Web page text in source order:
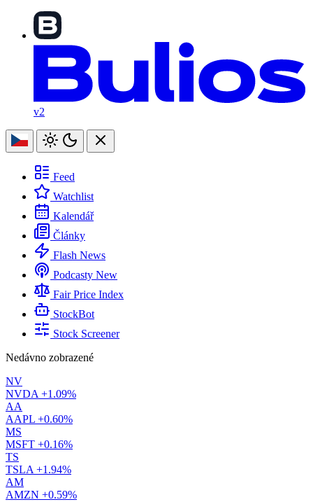
v2
Feed
Watchlist
Kalendář
Články
Flash News
Podcasty New
Fair Price Index
StockBot
Stock Screener
Nedávno zobrazené
NV
NVDA +1.09%
AA
AAPL +0.60%
MS
MSFT +0.16%
TS
TSLA +1.94%
AM
AMZN +0.59%